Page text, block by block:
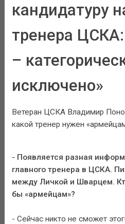
кандидатуру
тренера
–
исключено»
Ветеран ЦСКА Владимир
какой тренер нужен
- Появляется разная
главного тренера в ЦСКА.
между Личкой и Шварцем.
бы «армейцам»?
- Сейчас никто не сможет